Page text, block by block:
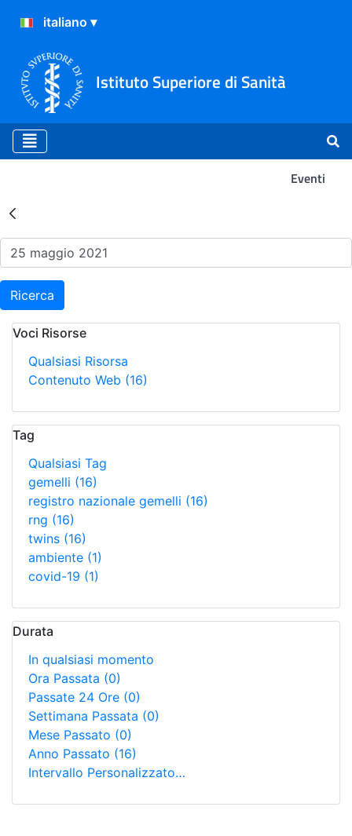
Istituto Superiore di Sanità
Eventi
Risultati della Ricerca -
Ricerca
Voci Risorse
Qualsiasi Risorsa
Contenuto Web (16)
Tag
Qualsiasi Tag
gemelli (16)
registro nazionale gemelli (16)
rng (16)
twins (16)
ambiente (1)
covid-19 (1)
Durata
In qualsiasi momento
Ora Passata (0)
Passate 24 Ore (0)
Settimana Passata (0)
Mese Passato (0)
Anno Passato (16)
Intervallo Personalizzato…